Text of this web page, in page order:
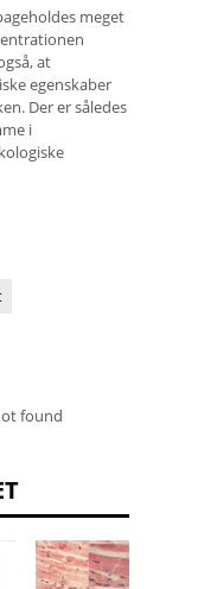
meget
at
egenskaber
Der er således
i
found